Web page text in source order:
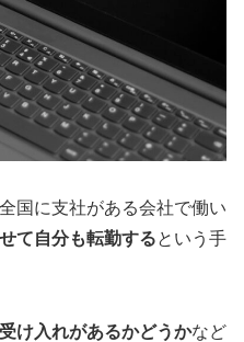
国に支社がある会社で働い
て自分も転勤するという手
け入れがあるかどうかなど